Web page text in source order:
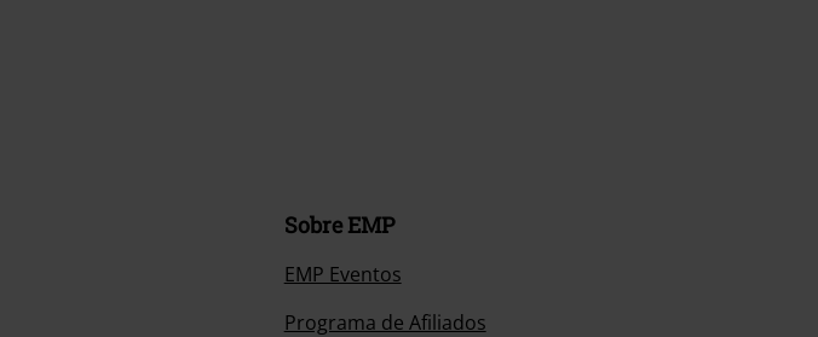
Sobre EMP
EMP Eventos
Programa de Afiliados